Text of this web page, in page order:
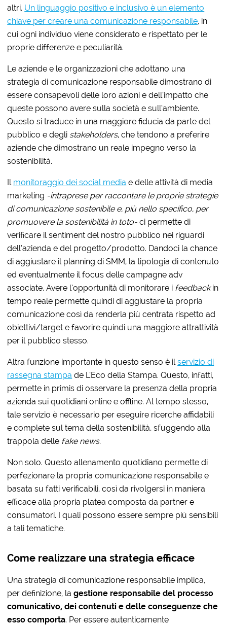
altri. Un linguaggio positivo e inclusivo è un elemento
chiave per creare una comunicazione responsabile, in
cui ogni individuo viene considerato e rispettato per le
proprie differenze e peculiarità.
Le aziende e le organizzazioni che adottano una
strategia di comunicazione responsabile dimostrano di
essere consapevoli delle loro azioni e dell’impatto che
queste possono avere sulla società e sull’ambiente.
Questo si traduce in una maggiore fiducia da parte del
pubblico e degli stakeholders, che tendono a preferire
aziende che dimostrano un reale impegno verso la
sostenibilità.
Il monitoraggio dei social media e delle attività di media
marketing -intraprese per raccontare le proprie strategie
di comunicazione sostenibile e, più nello specifico, per
promuovere la sostenibilità in toto- ci permette di
verificare il sentiment del nostro pubblico nei riguardi
dell’azienda e del progetto/prodotto. Dandoci la chance
di aggiustare il planning di SMM, la tipologia di contenuto
ed eventualmente il focus delle campagne adv
associate. Avere l’opportunità di monitorare i feedbackin
tempo reale permette quindi di aggiustare la propria
comunicazione così da renderla più centrata rispetto ad
obiettivi/target e favorire quindi una maggiore attrattività
per il pubblico stesso.
Altra funzione importante in questo senso è ilservizio di
rassegna stampa de L’Eco della Stampa. Questo, infatti,
permette in primis di osservare la presenza della propria
azienda sui quotidiani online e offline. Al tempo stesso,
tale servizio è necessario per eseguire ricerche affidabili
e complete sul tema della sostenibilità, sfuggendo alla
trappola delle fake news.
Non solo. Questo allenamento quotidiano permette di
perfezionare la propria comunicazione responsabile e
basata su fatti verificabili, così da rivolgersi in maniera
efficace alla propria platea composta da partner e
consumatori. I quali possono essere sempre più sensibili
a tali tematiche.
Come realizzare una strategia efficace
Una strategia di comunicazione responsabile implica,
per definizione, lagestione responsabile del processo
comunicativo, dei contenuti e delle conseguenze che
esso comporta. Per essere autenticamente